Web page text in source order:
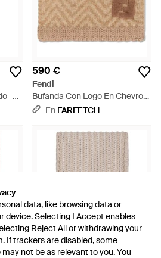
data, like browsing data or
device. Selecting I Accept enables
Reject All or withdrawing your
If trackers are disabled, some
not be as relevant to you. You
data, like browsing data or
device. Selecting I Accept enables
Reject All or withdrawing your
If trackers are disabled, some
not be as relevant to you. You
-
590 €
Fendi
Bufanda Con Logo En Chevron
- Neutro
En FARFETCH